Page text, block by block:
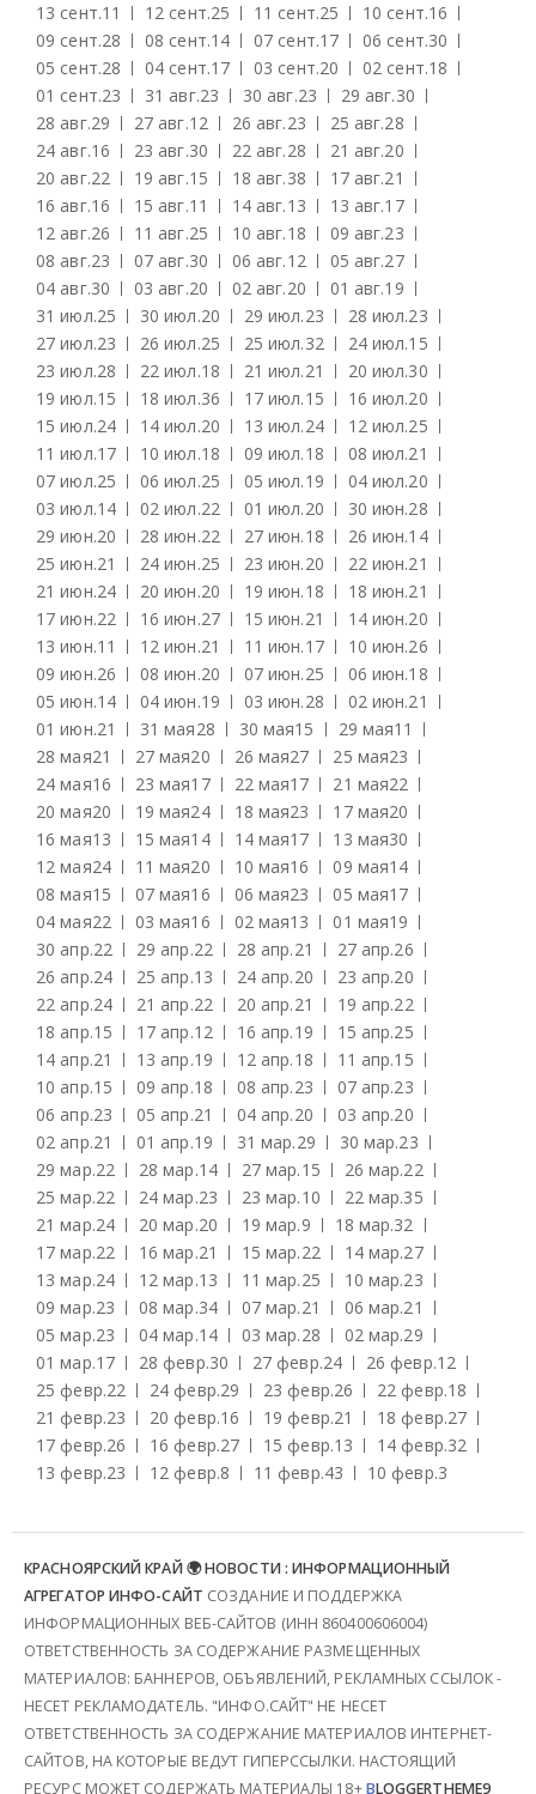
13 сент.11 12 сент.25 11 сент.25 10 сент.16
09 сент.28 08 сент.14 07 сент.17 06 сент.30
05 сент.28 04 сент.17 03 сент.20 02 сент.18
01 сент.23 31 авг.23 30 авг.23 29 авг.30
28 авг.29 27 авг.12 26 авг.23 25 авг.28
24 авг.16 23 авг.30 22 авг.28 21 авг.20
20 авг.22 19 авг.15 18 авг.38 17 авг.21
16 авг.16 15 авг.11 14 авг.13 13 авг.17
12 авг.26 11 авг.25 10 авг.18 09 авг.23
08 авг.23 07 авг.30 06 авг.12 05 авг.27
04 авг.30 03 авг.20 02 авг.20 01 авг.19
31 июл.25 30 июл.20 29 июл.23 28 июл.23
27 июл.23 26 июл.25 25 июл.32 24 июл.15
23 июл.28 22 июл.18 21 июл.21 20 июл.30
19 июл.15 18 июл.36 17 июл.15 16 июл.20
15 июл.24 14 июл.20 13 июл.24 12 июл.25
11 июл.17 10 июл.18 09 июл.18 08 июл.21
07 июл.25 06 июл.25 05 июл.19 04 июл.20
03 июл.14 02 июл.22 01 июл.20 30 июн.28
29 июн.20 28 июн.22 27 июн.18 26 июн.14
25 июн.21 24 июн.25 23 июн.20 22 июн.21
21 июн.24 20 июн.20 19 июн.18 18 июн.21
17 июн.22 16 июн.27 15 июн.21 14 июн.20
13 июн.11 12 июн.21 11 июн.17 10 июн.26
09 июн.26 08 июн.20 07 июн.25 06 июн.18
05 июн.14 04 июн.19 03 июн.28 02 июн.21
01 июн.21 31 мая28 30 мая15 29 мая11
28 мая21 27 мая20 26 мая27 25 мая23
24 мая16 23 мая17 22 мая17 21 мая22
20 мая20 19 мая24 18 мая23 17 мая20
16 мая13 15 мая14 14 мая17 13 мая30
12 мая24 11 мая20 10 мая16 09 мая14
08 мая15 07 мая16 06 мая23 05 мая17
04 мая22 03 мая16 02 мая13 01 мая19
30 апр.22 29 апр.22 28 апр.21 27 апр.26
26 апр.24 25 апр.13 24 апр.20 23 апр.20
22 апр.24 21 апр.22 20 апр.21 19 апр.22
18 апр.15 17 апр.12 16 апр.19 15 апр.25
14 апр.21 13 апр.19 12 апр.18 11 апр.15
10 апр.15 09 апр.18 08 апр.23 07 апр.23
06 апр.23 05 апр.21 04 апр.20 03 апр.20
02 апр.21 01 апр.19 31 мар.29 30 мар.23
29 мар.22 28 мар.14 27 мар.15 26 мар.22
25 мар.22 24 мар.23 23 мар.10 22 мар.35
21 мар.24 20 мар.20 19 мар.9 18 мар.32
17 мар.22 16 мар.21 15 мар.22 14 мар.27
13 мар.24 12 мар.13 11 мар.25 10 мар.23
09 мар.23 08 мар.34 07 мар.21 06 мар.21
05 мар.23 04 мар.14 03 мар.28 02 мар.29
01 мар.17 28 февр.30 27 февр.24 26 февр.12
25 февр.22 24 февр.29 23 февр.26 22 февр.18
21 февр.23 20 февр.16 19 февр.21 18 февр.27
17 февр.26 16 февр.27 15 февр.13 14 февр.32
13 февр.23 12 февр.8 11 февр.43 10 февр.3
КРАСНОЯРСКИЙ КРАЙ 🌍 НОВОСТИ : ИНФОРМАЦИОННЫЙ
АГРЕГАТОР ИНФО-САЙТ СОЗДАНИЕ И ПОДДЕРЖКА
ИНФОРМАЦИОННЫХ ВЕБ-САЙТОВ (ИНН 860400606004)
ОТВЕТСТВЕННОСТЬ ЗА СОДЕРЖАНИЕ РАЗМЕЩЕННЫХ
МАТЕРИАЛОВ: БАННЕРОВ, ОБЪЯВЛЕНИЙ, РЕКЛАМНЫХ ССЫЛОК -
НЕСЕТ РЕКЛАМОДАТЕЛЬ. "ИНФО.САЙТ" НЕ НЕСЕТ
ОТВЕТСТВЕННОСТЬ ЗА СОДЕРЖАНИЕ МАТЕРИАЛОВ ИНТЕРНЕТ-
САЙТОВ, НА КОТОРЫЕ ВЕДУТ ГИПЕРССЫЛКИ. НАСТОЯЩИЙ
РЕСУРС МОЖЕТ СОДЕРЖАТЬ МАТЕРИАЛЫ 18+BLOGGERTHEME9